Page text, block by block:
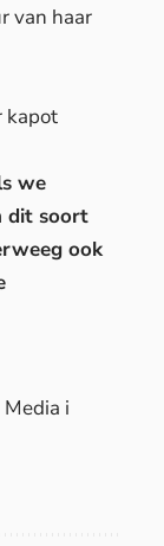
van haar
kapot
we
dit soort
ook
i